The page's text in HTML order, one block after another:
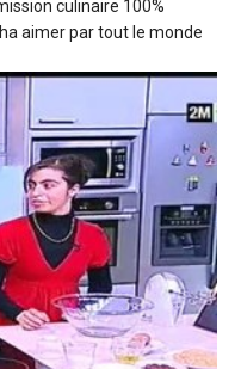
culinaire 100%
aimer par tout le monde